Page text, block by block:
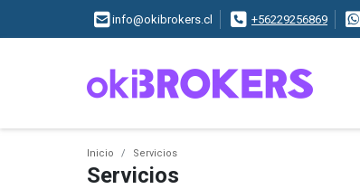
info@okibrokers.cl +56229256869
Inicio Servicios
Servicios